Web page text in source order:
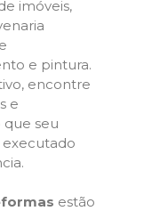
imóveis,
e pintura.
encontre
e
que seu
estão